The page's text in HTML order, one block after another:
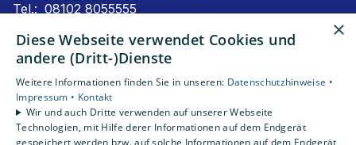
Tel.: 08102 8055555
Impressum
Barrierefreiheitserklärung
AGB
Unsere Bereiche
×
Diese Webseite verwendet Cookies und
andere (Dritt-)Dienste
Weitere Informationen finden Sie in unseren: Datenschutzhinweise •
Impressum • Kontakt
Wir und auch Dritte verwenden auf unserer Webseite
Technologien, mit Hilfe derer Informationen auf dem Endgerät
gespeichert werden bzw. auf solche Informationen auf dem Endgerät